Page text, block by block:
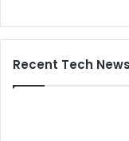
Recent Tech News